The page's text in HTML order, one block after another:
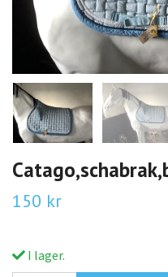
150 kr
I lager.